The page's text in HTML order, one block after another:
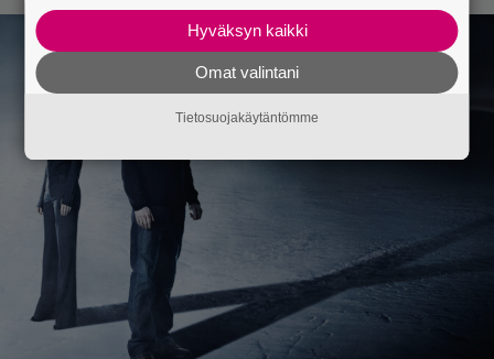
Hyväksyn kaikki
Omat valintani
Tietosuojakäytäntömme